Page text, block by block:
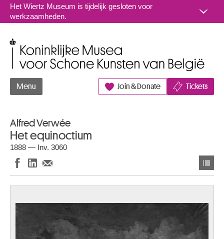
Naar inhoud
Het Wiertz Museum is tijdelijk gesloten voor
werkzaamheden.
Menu Join & Donate Tickets
Alfred Verwée
Het equinoctium
1888 — Inv. 3060